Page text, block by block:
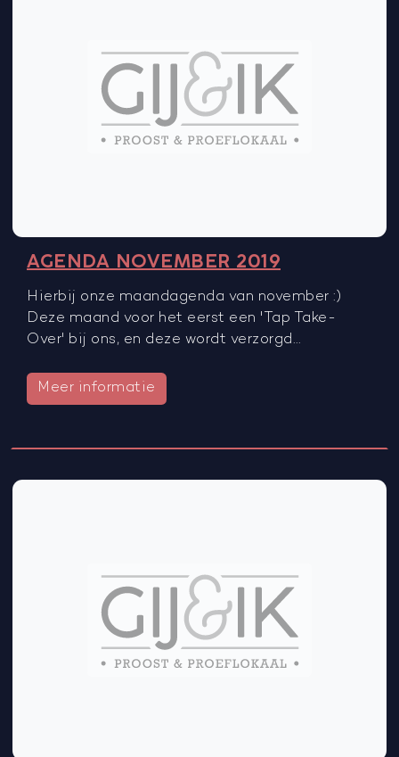
AGENDA NOVEMBER 2019
Hierbij onze maandagenda van november :)
Deze maand voor het eerst een 'Tap Take-
Over' bij ons, en deze wordt verzorgd…
Meer informatie